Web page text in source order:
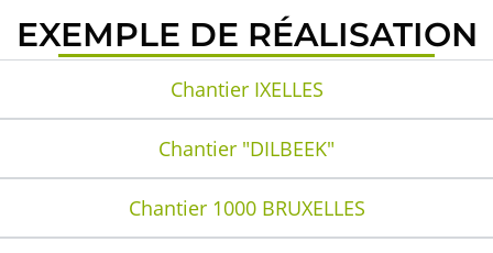
EXEMPLE DE RÉALISATION
Chantier IXELLES
Chantier "DILBEEK"
Chantier 1000 BRUXELLES